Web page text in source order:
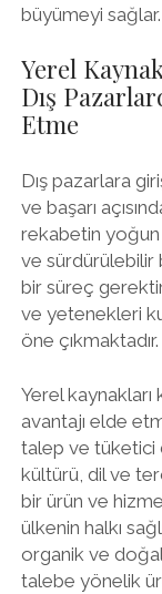
büyümeyi sağlar.
Yerel
Dış
Etme
Dış pazarlara
ve başarı
rekabetin
ve sürdürülebilir
bir süreç
ve yetenekleri
öne çıkmaktadır.
Yerel
avantajı elde
talep ve tüketici
kültürü, dil ve
bir ürün ve
ülkenin halkı
organik ve
talebe yönelik